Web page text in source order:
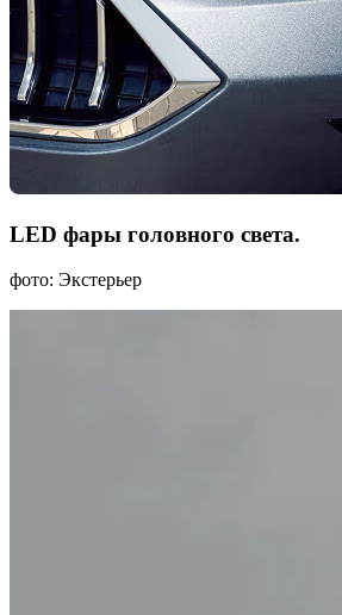
LED фары головного света.
фото: Экстерьер